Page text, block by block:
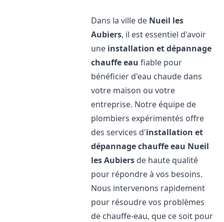
Dans la ville de Nueil les
Aubiers, il est essentiel d'avoir
une installation et dépannage
chauffe eau fiable pour
bénéficier d'eau chaude dans
votre maison ou votre
entreprise. Notre équipe de
plombiers expérimentés offre
des services d'installation et
dépannage chauffe eau Nueil
les Aubiers de haute qualité
pour répondre à vos besoins.
Nous intervenons rapidement
pour résoudre vos problèmes
de chauffe-eau, que ce soit pour